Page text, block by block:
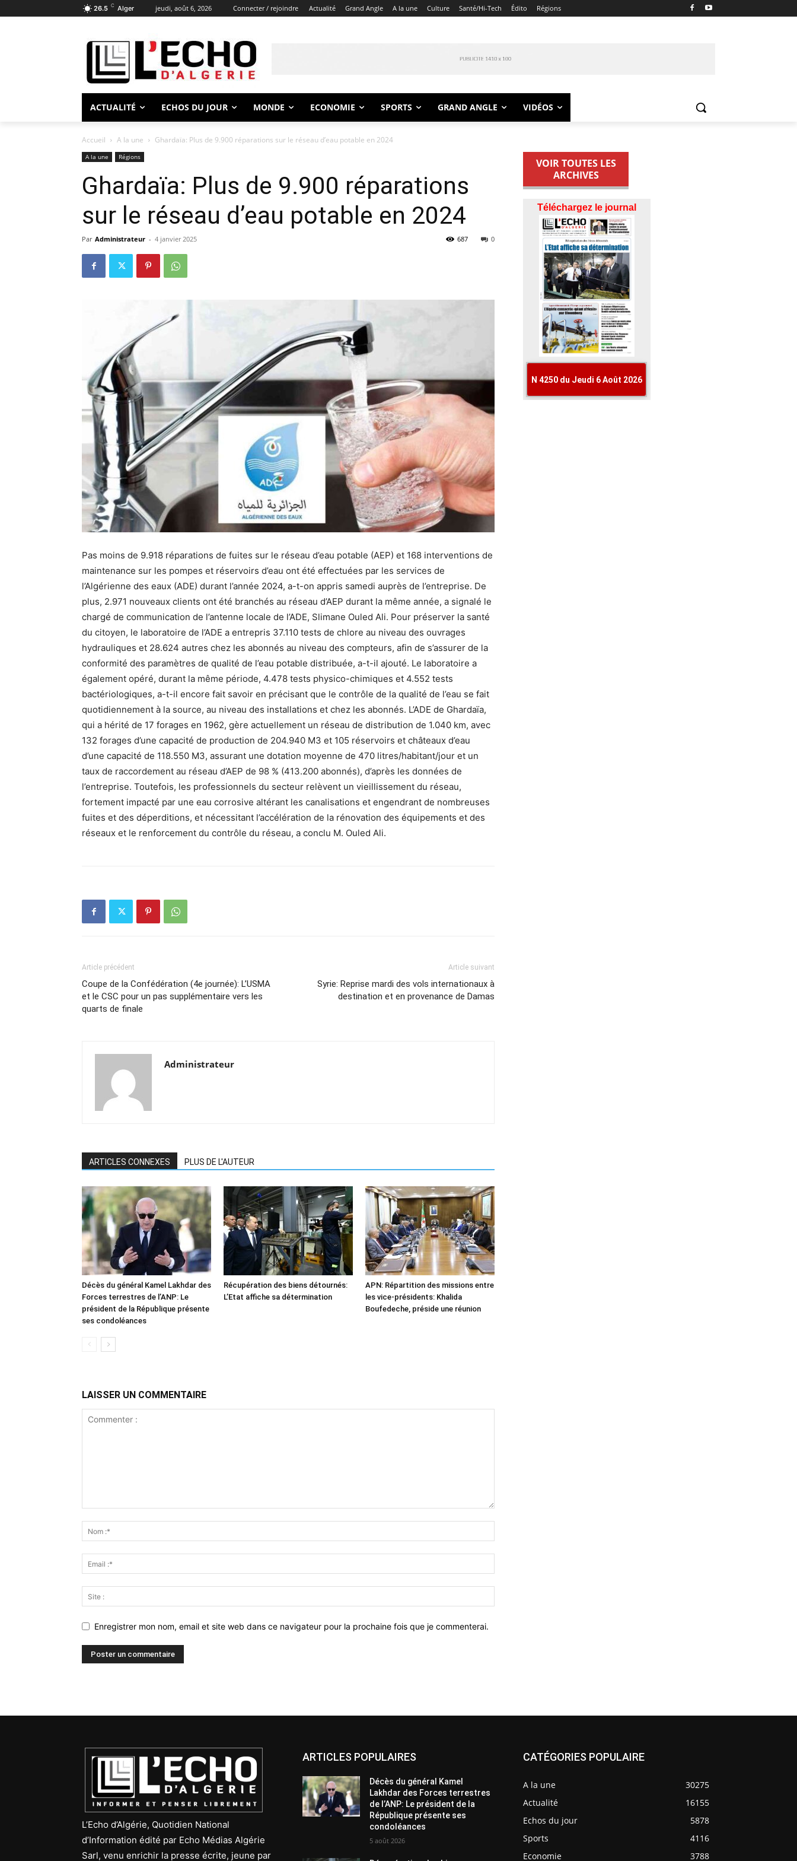
26.5 C Alger jeudi, août 6, 2026 Connecter / rejoindre Actualité Grand Angle A la une Culture Santé/Hi-Tech Édito Régions
ACTUALITÉ ECHOS DU JOUR MONDE ECONOMIE SPORTS GRAND ANGLE VIDÉOS
Accueil A la une Ghardaïa: Plus de 9.900 réparations sur le réseau d’eau potable en 2024
A la une Régions
Ghardaïa: Plus de 9.900 réparations
sur le réseau d’eau potable en 2024
Par Administrateur - 4 janvier 2025 0
687
Pas moins de 9.918 réparations de fuites sur le réseau d’eau potable (AEP) et 168 interventions de
maintenance sur les pompes et réservoirs d’eau ont été effectuées par les services de
l’Algérienne des eaux (ADE) durant l’année 2024, a-t-on appris samedi auprès de l’entreprise. De
plus, 2.971 nouveaux clients ont été branchés au réseau d’AEP durant la même année, a signalé le
chargé de communication de l’antenne locale de l’ADE, Slimane Ouled Ali. Pour préserver la santé
du citoyen, le laboratoire de l’ADE a entrepris 37.110 tests de chlore au niveau des ouvrages
hydrauliques et 28.624 autres chez les abonnés au niveau des compteurs, afin de s’assurer de la
conformité des paramètres de qualité de l’eau potable distribuée, a-t-il ajouté. Le laboratoire a
également opéré, durant la même période, 4.478 tests physico-chimiques et 4.552 tests
bactériologiques, a-t-il encore fait savoir en précisant que le contrôle de la qualité de l’eau se fait
quotidiennement à la source, au niveau des installations et chez les abonnés. L’ADE de Ghardaïa,
qui a hérité de 17 forages en 1962, gère actuellement un réseau de distribution de 1.040 km, avec
132 forages d’une capacité de production de 204.940 M3 et 105 réservoirs et châteaux d’eau
d’une capacité de 118.550 M3, assurant une dotation moyenne de 470 litres/habitant/jour et un
taux de raccordement au réseau d’AEP de 98 % (413.200 abonnés), d’après les données de
l’entreprise. Toutefois, les professionnels du secteur relèvent un vieillissement du réseau,
fortement impacté par une eau corrosive altérant les canalisations et engendrant de nombreuses
fuites et des déperditions, et nécessitant l’accélération de la rénovation des équipements et des
réseaux et le renforcement du contrôle du réseau, a conclu M. Ouled Ali.
Article précédent
Coupe de la Confédération (4e journée): L’USMA
et le CSC pour un pas supplémentaire vers les
quarts de finale
Article suivant
Syrie: Reprise mardi des vols internationaux à
destination et en provenance de Damas
Administrateur
ARTICLES CONNEXES PLUS DE L'AUTEUR
Décès du général Kamel Lakhdar des
Forces terrestres de l’ANP: Le
président de la République présente
ses condoléances
Récupération des biens détournés:
L’Etat affiche sa détermination
APN: Répartition des missions entre
les vice-présidents: Khalida
Boufedeche, préside une réunion
LAISSER UN COMMENTAIRE
Enregistrer mon nom, email et site web dans ce navigateur pour la prochaine fois que je commenterai.
VOIR TOUTES LES
ARCHIVES
L’Echo d’Algérie, Quotidien National
d’Information édité par Echo Médias Algérie
Sarl, venu enrichir la presse écrite, jeune par
ARTICLES POPULAIRES
Décès du général Kamel
Lakhdar des Forces terrestres
de l’ANP: Le président de la
République présente ses
condoléances
5 août 2026
CATÉGORIES POPULAIRE
A la une
30275
Actualité
16155
Echos du jour
5878
Sports
4116
Economie
3788